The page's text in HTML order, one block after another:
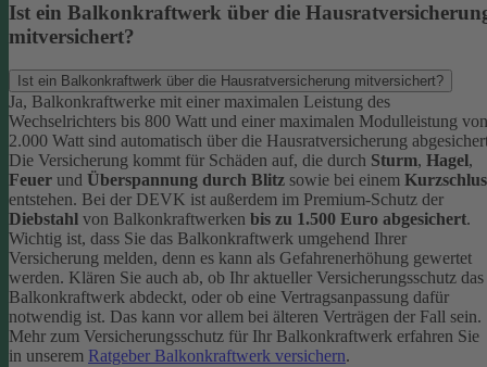
Ist ein Balkonkraftwerk über die
mitversichert?
Ist ein Balkonkraftwerk über die Hausratversicherung mitversichert?
Ja, Balkonkraftwerke mit einer maximalen Leistung des
Wechselrichters bis 800 Watt und einer maximalen Modulleistung von
2.000 Watt sind automatisch über die Hausratversicherung
Die Versicherung kommt für Schäden auf, die durch Sturm, Hagel,
Feuer und Überspannung durch Blitz sowie bei einem
entstehen. Bei der DEVK ist außerdem im Premium-Schutz der
Diebstahl von Balkonkraftwerken bis zu 1.500 Euro abgesichert.
Wichtig ist, dass Sie das Balkonkraftwerk umgehend Ihrer
Versicherung melden, denn es kann als Gefahrenerhöhung gewertet
werden. Klären Sie auch ab, ob Ihr aktueller Versicherungsschutz das
Balkonkraftwerk abdeckt, oder ob eine Vertragsanpassung dafür
notwendig ist. Das kann vor allem bei älteren Verträgen der Fall sein.
Mehr zum Versicherungsschutz für Ihr Balkonkraftwerk erfahren Sie
in unserem Ratgeber Balkonkraftwerk versichern.